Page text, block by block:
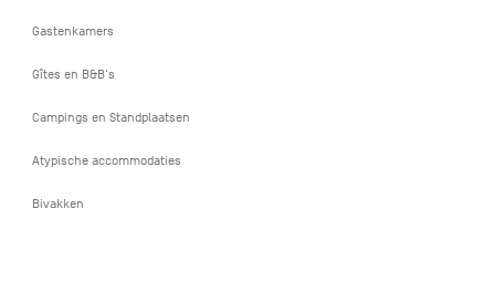
Gastenkamers
Gîtes en B&B's
Campings en Standplaatsen
Atypische accommodaties
Bivakken